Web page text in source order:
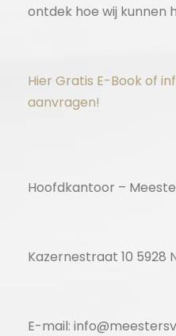
ontdek hoe wij kunnen
Hier Gratis E-Book of
aanvragen!
Hoofdkantoor –
Kazernestraat 10 5928
E-mail: